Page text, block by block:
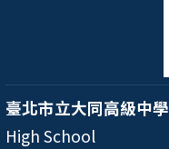
臺北市立大同高級中學
High School